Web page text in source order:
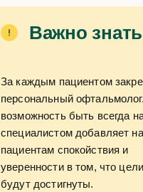
Важно знать
За каждым пациентом
персональный
возможность быть всегда
специалистом добавляет
пациентам спокойствия и
уверенности в том, что
будут достигнуты.